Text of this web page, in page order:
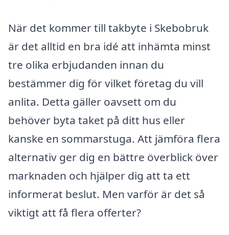
När det kommer till takbyte i Skebobruk
är det alltid en bra idé att inhämta minst
tre olika erbjudanden innan du
bestämmer dig för vilket företag du vill
anlita. Detta gäller oavsett om du
behöver byta taket på ditt hus eller
kanske en sommarstuga. Att jämföra flera
alternativ ger dig en bättre överblick över
marknaden och hjälper dig att ta ett
informerat beslut. Men varför är det så
viktigt att få flera offerter?